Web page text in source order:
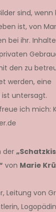
sind, wenn
ist, von
bei ihr.
den zu
werden, eine
untersagt.
ich mich:
der
von Marie
Leitung von